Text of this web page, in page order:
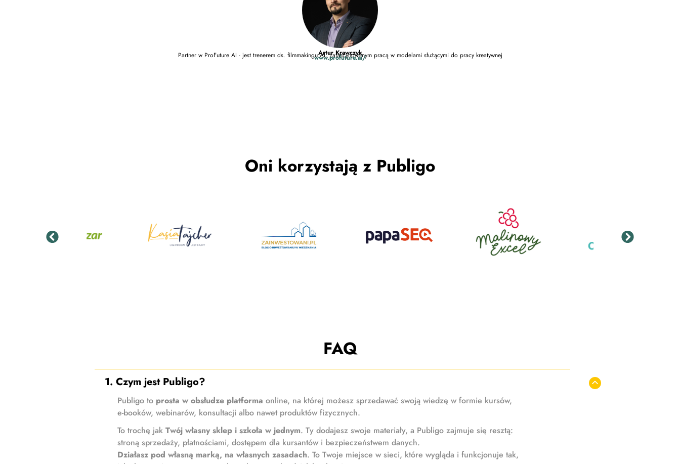
Artur Krawczyk
Partner w ProFuture AI - jest trenerem ds. filmmakingu AI, zafascynowanym pracą w modelami służącymi do pracy kreatywnej
www.profuture.ai/
Oni korzystają z Publigo
FAQ
1. Czym jest Publigo?
Publigo to prosta w obsłudze platforma online, na której możesz sprzedawać swoją wiedzę w formie kursów,
e-booków, webinarów, konsultacji albo nawet produktów fizycznych.
To trochę jak Twój własny sklep i szkoła w jednym. Ty dodajesz swoje materiały, a Publigo zajmuje się resztą:
stroną sprzedaży, płatnościami, dostępem dla kursantów i bezpieczeństwem danych.
Działasz pod własną marką, na własnych zasadach. To Twoje miejsce w sieci, które wygląda i funkcjonuje tak,